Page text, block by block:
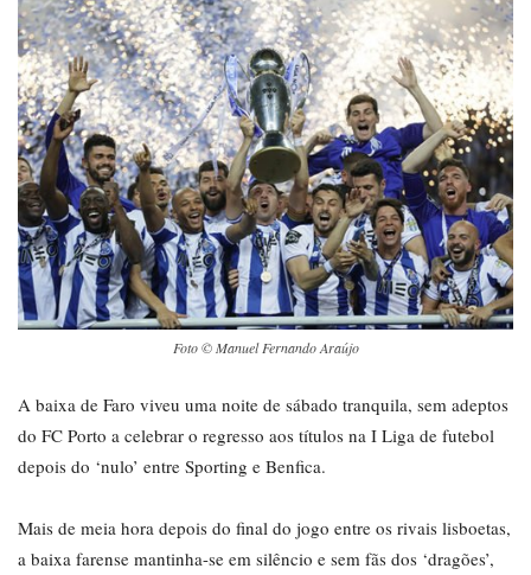
Foto © Manuel Fernando Araújo
A baixa de Faro viveu uma noite de sábado tranquila, sem adeptos
do FC Porto a celebrar o regresso aos títulos na I Liga de futebol
depois do ‘nulo’ entre Sporting e Benfica.
Mais de meia hora depois do final do jogo entre os rivais lisboetas,
a baixa farense mantinha-se em silêncio e sem fãs dos ‘dragões’,